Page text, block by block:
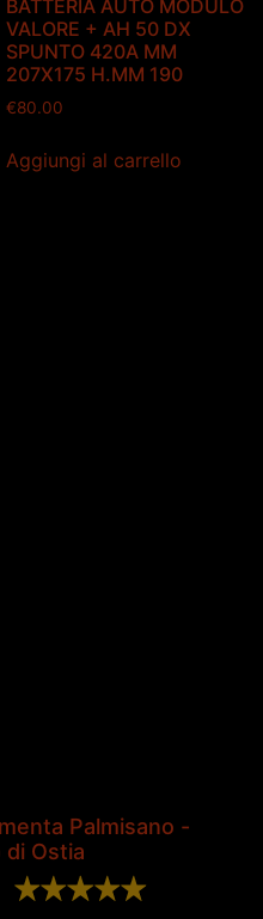
BATTERIA AUTO MODULO
VALORE + AH 50 DX
SPUNTO 420A MM
207X175 H.MM 190
€80.00
Aggiungi al carrello
Palmisano -
di Ostia